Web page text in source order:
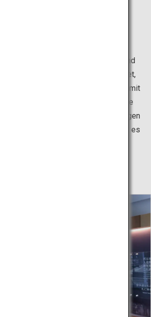
Kampfsport praktiziert wird,
naturbelassenem, unlackiertem
Brettschichtholz aus der
hergestellt, das sich angenehm an
anfühlt. Für die Wandpaneele und
Hinoki-Zypressenholz verwendet,
eine gemütliche Atmosphäre mit
herrscht. Die Kampfsporthalle
sondern auch für Veranstaltungen
genutzt werden. Darüber hinaus gibt es
Seminare, Besprechungen,
vieles mehr.